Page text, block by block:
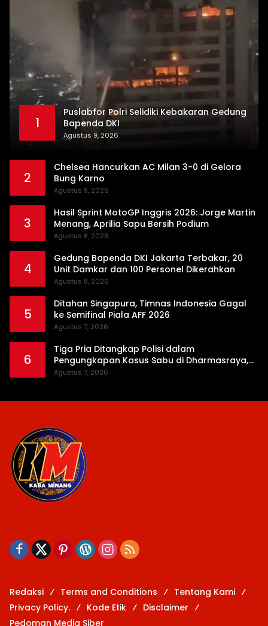
1
Puslabfor Polri Selidiki Kebakaran Gedung
Bapenda DKI
Agustus 9, 2026
2
Chelsea Hancurkan AC Milan 3-0 di Gelora
Bung Karno
Agustus 9, 2026
3
Hasil Sprint MotoGP Inggris 2026: Jorge Martin
Menang, Aprilia Sapu Bersih Podium
Agustus 8, 2026
4
Gedung Bapenda DKI Jakarta Terbakar, 20
Unit Damkar dan 100 Personel Dikerahkan
Agustus 8, 2026
5
Ditahan Singapura, Timnas Indonesia Gagal
ke Semifinal Piala AFF 2026
Agustus 7, 2026
6
Tiga Pria Ditangkap Polisi dalam
Pengungkapan Kasus Sabu di Dharmasraya,
Timbangan Digital hingga Bong Disita
Agustus 7, 2026
Redaksi Terms and Conditions
Tentang Kami
Privacy Policy.
Kode Etik
Disclaimer
Pedoman Media Siber